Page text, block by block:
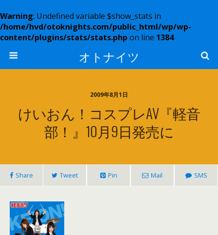
Warning: Undefined variable $show_stats in
/home/hvd/otoknights.com/public_html/wp/wp-
content/plugins/stats/stats.php on line 1384
オトナイツ
2009年8月1日
けいおん！コスプレAV『軽音
部！』10月9日発売に
Share Tweet Pin Mail SMS